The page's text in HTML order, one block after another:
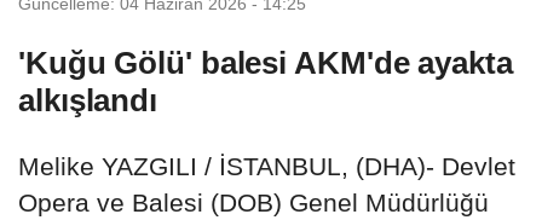
'Kuğu Gölü' balesi AKM'de ayakta
alkışlandı
Melike YAZGILI / İSTANBUL, (DHA)- Devlet
Opera ve Balesi (DOB) Genel Müdürlüğü